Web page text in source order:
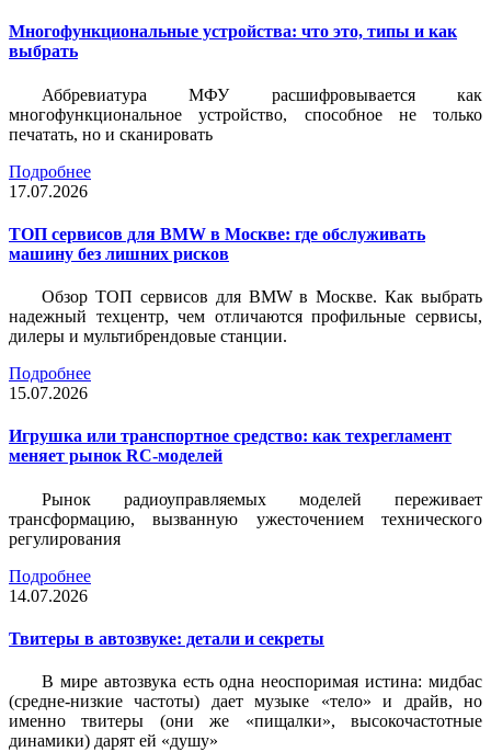
Многофункциональные устройства: что это, типы и как
выбрать
Аббревиатура МФУ расшифровывается как
многофункциональное устройство, способное не только
печатать, но и сканировать
Подробнее
17.07.2026
ТОП сервисов для BMW в Москве: где обслуживать
машину без лишних рисков
Обзор ТОП сервисов для BMW в Москве. Как выбрать
надежный техцентр, чем отличаются профильные сервисы,
дилеры и мультибрендовые станции.
Подробнее
15.07.2026
Игрушка или транспортное средство: как техрегламент
меняет рынок RC-моделей
Рынок радиоуправляемых моделей переживает
трансформацию, вызванную ужесточением технического
регулирования
Подробнее
14.07.2026
Твитеры в автозвуке: детали и секреты
В мире автозвука есть одна неоспоримая истина: мидбас
(средне-низкие частоты) дает музыке «тело» и драйв, но
именно твитеры (они же «пищалки», высокочастотные
динамики) дарят ей «душу»